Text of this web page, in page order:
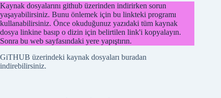
Kaynak dosyalarını github üzerinden indirirken sorun
yaşayabilirsiniz. Bunu önlemek için bu linkteki programı
kullanabilirsiniz. Önce okuduğunuz yazıdaki tüm kaynak
dosya linkine basıp o dizin için belirtilen link'i kopyalayın.
Sonra bu web sayfasındaki yere yapıştırın.
GiTHUB üzerindeki kaynak dosyaları buradan
indirebilirsiniz.